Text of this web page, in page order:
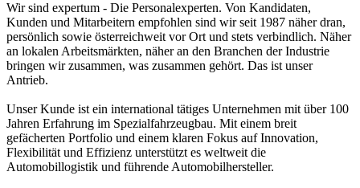
Wir sind expertum - Die Personalexperten. Von Kandidaten,
Kunden und Mitarbeitern empfohlen sind wir seit 1987 näher dran,
persönlich sowie österreichweit vor Ort und stets verbindlich. Näher
an lokalen Arbeitsmärkten, näher an den Branchen der Industrie
bringen wir zusammen, was zusammen gehört. Das ist unser
Antrieb.
Unser Kunde ist ein international tätiges Unternehmen mit über 100
Jahren Erfahrung im Spezialfahrzeugbau. Mit einem breit
gefächerten Portfolio und einem klaren Fokus auf Innovation,
Flexibilität und Effizienz unterstützt es weltweit die
Automobillogistik und führende Automobilhersteller.